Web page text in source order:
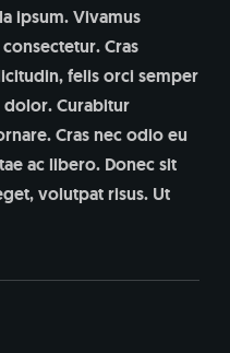
ipsum. Vivamus
Cras
felis orci semper
Curabitur
Cras nec odio eu
ac libero. Donec sit
volutpat risus. Ut